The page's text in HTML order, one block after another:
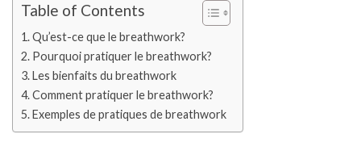
Table of Contents
Qu’est-ce que le breathwork?
Pourquoi pratiquer le breathwork?
Les bienfaits du breathwork
Comment pratiquer le breathwork?
Exemples de pratiques de breathwork